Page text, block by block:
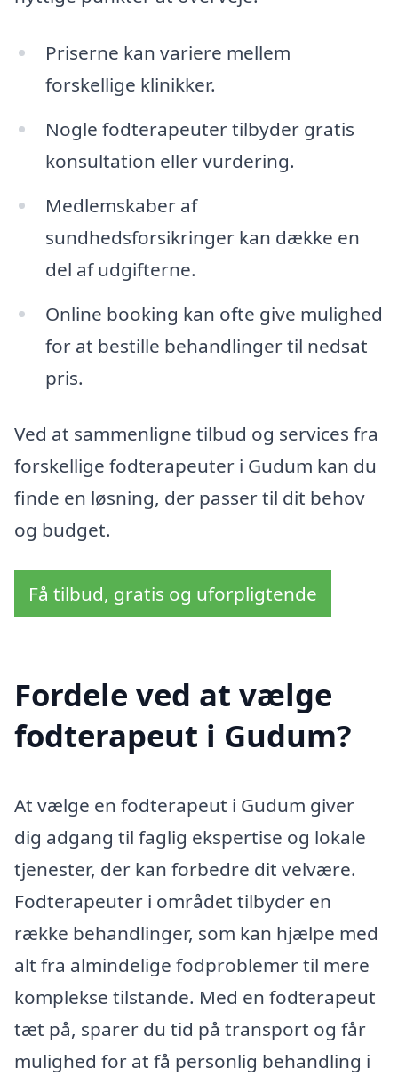
Priserne kan variere mellem
forskellige klinikker.
Nogle fodterapeuter tilbyder gratis
konsultation eller vurdering.
Medlemskaber af
sundhedsforsikringer kan dække en
del af udgifterne.
Online booking kan ofte give mulighed
for at bestille behandlinger til nedsat
pris.
Ved at sammenligne tilbud og services fra
forskellige fodterapeuter i Gudum kan du
finde en løsning, der passer til dit behov
og budget.
Få tilbud, gratis og uforpligtende
Fordele ved at vælge
fodterapeut i Gudum?
At vælge en fodterapeut i Gudum giver
dig adgang til faglig ekspertise og lokale
tjenester, der kan forbedre dit velvære.
Fodterapeuter i området tilbyder en
række behandlinger, som kan hjælpe med
alt fra almindelige fodproblemer til mere
komplekse tilstande. Med en fodterapeut
tæt på, sparer du tid på transport og får
mulighed for at få personlig behandling i